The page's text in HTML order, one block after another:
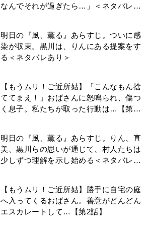
なんでそれが過ぎたら…」＜ネタバレあ
明日の『風、薫る』あらすじ。ついに感
染が収束。黒川は、りんにある提案をす
る＜ネタバレあり＞
【もうムリ！ご近所姑】「こんなもん捨
ててまえ！」おばさんに怒鳴られ、傷つ
く息子。私たちが取った行動は…【第3
明日の『風、薫る』あらすじ。りん、直
美、黒川らの思いが通じて、村人たちは
少しずつ理解を示し始める＜ネタバレあ
【もうムリ！ご近所姑】勝手に自宅の庭
へ入ってくるおばさん。善意がどんどん
エスカレートして…【第2話】